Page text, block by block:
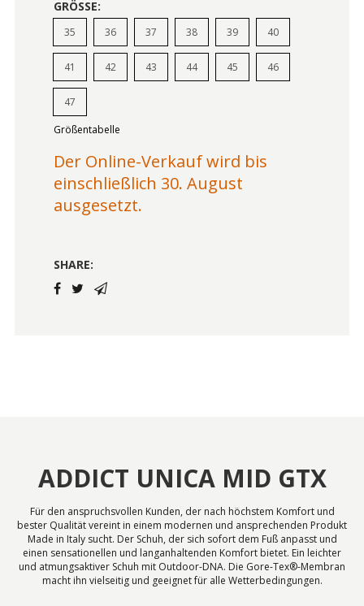
GRÖSSE:
35 36 37 38 39 40
41 42 43 44 45 46
47
Größentabelle
Der Online-Verkauf wird bis
einschließlich 30. August
ausgesetzt.
SHARE:
ADDICT UNICA MID GTX
Für den anspruchsvollen Kunden, der nach höchstem Komfort und
bester Qualität vereint in einem modernen und ansprechenden Produkt
Made in Italy sucht. Der Schuh, der sich sofort dem Fuß anpasst und
einen sensationellen und langanhaltenden Komfort bietet. Ein leichter
und atmungsaktiver Schuh mit Outdoor-DNA. Die Gore-Tex®-Membran
macht ihn vielseitig und geeignet für alle Wetterbedingungen.